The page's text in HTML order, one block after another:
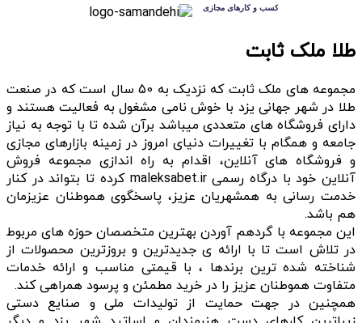
طلا ملک ثابت
مجموعه های ملک ثابت که نزدیک به 50 سال است که در صنعت
طلا در شهر جهانی یزد با خوش نامی مشغول به فعالیت هستند و
دارای فروشگاه های متعددی میباشد برآن شده تا با توجه به نیاز
جامعه و همگام با تغییرات دنیای امروز در زمینه بازارهای مجازی
و فروشگاه های آنلاین، اقدام به راه اندازی مجموعه فروش
آنلاین خود با درگاه رسمی maleksabet.ir کرده تا بتواند در کنار
خدمت رسانی به همشهریان عزیز، پاسخگوی هموطنان عزیزمان
هم باشد.
این مجموعه با گردهم آوردن بهترین متخصصان حوزه های مربوط
در تلاش است تا با ارائه ی جدیدترین و بروزترین محصولات از
شناخته شده ترین برندها ، با قیمتی مناسب و ارائه خدمات
متفاوت هموطنان عزیز را در خرید مطمئن و پرسود همراهی کند.
همچنین در جهت حمایت از تولیدات ملی و صنایع دستی